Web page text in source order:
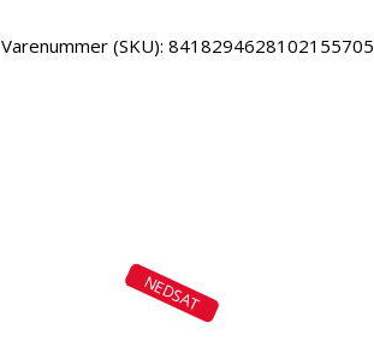
Varenummer (SKU):8418294628102155705
NEDSAT